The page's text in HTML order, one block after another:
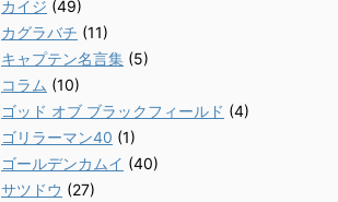
カイジ (49)
カグラバチ (11)
キャプテン名言集 (5)
コラム (10)
ゴッド オブ ブラックフィールド (4)
ゴリラーマン40 (1)
ゴールデンカムイ (40)
サツドウ (27)